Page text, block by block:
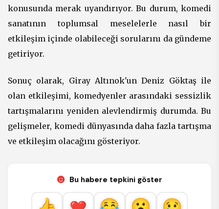
konusunda merak uyandırıyor. Bu durum, komedi
sanatının toplumsal meselelerle nasıl bir
etkileşim içinde olabileceği sorularını da gündeme
getiriyor.
Sonuç olarak, Giray Altınok'un Deniz Göktaş ile
olan etkileşimi, komedyenler arasındaki sessizlik
tartışmalarını yeniden alevlendirmiş durumda. Bu
gelişmeler, komedi dünyasında daha fazla tartışma
ve etkileşim olacağını gösteriyor.
Bu habere tepkini göster